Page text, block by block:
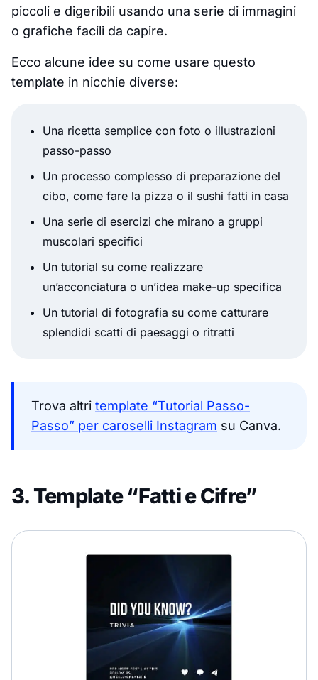
piccoli e digeribili usando una serie di immagini
o grafiche facili da capire.
Ecco alcune idee su come usare questo
template in nicchie diverse:
Una ricetta semplice con foto o illustrazioni
passo-passo
Un processo complesso di preparazione del
cibo, come fare la pizza o il sushi fatti in casa
Una serie di esercizi che mirano a gruppi
muscolari specifici
Un tutorial su come realizzare
un’acconciatura o un’idea make-up specifica
Un tutorial di fotografia su come catturare
splendidi scatti di paesaggi o ritratti
Trova altri template “Tutorial Passo-
Passo” per caroselli Instagram su Canva.
3. Template “Fatti e Cifre”